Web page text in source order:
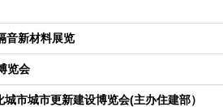
音新材料展览
览会
市城市更新建设博览会(主办住建部）